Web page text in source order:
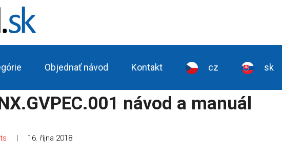
Objednať návod Kontakt cz sk
návod a manuál
16. října 2018